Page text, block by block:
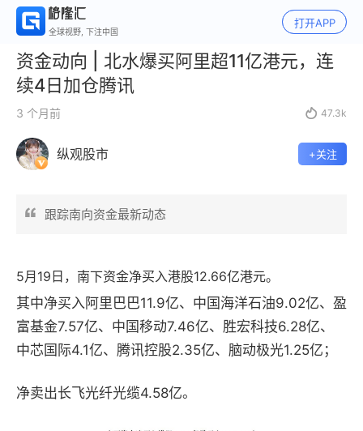
全球视野, 下注中国
打开APP
资金动向 | 北水爆买阿里超11亿港元，连
续4日加仓腾讯
3 个月前  47.3k
纵观股市 +关注
跟踪南向资金最新动态
5月 19 日， 南下资金净买入港股12.66亿港元。
其中净买入阿里巴巴11.9亿、中国海洋石油9.02亿、盈
富基金7.57亿、中国移动7.46亿、胜宏科技6.28亿、
中芯国际4.1亿、腾讯控股2.35亿、脑动极光1.25亿；
净卖出长飞光纤光缆4.58亿。